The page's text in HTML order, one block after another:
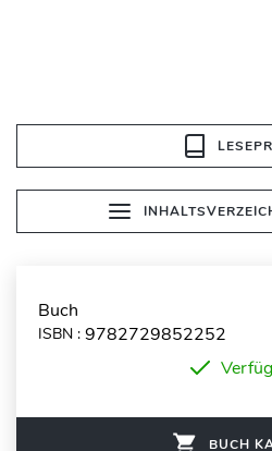
Buch
ISBN : 9782729852252
BUCH